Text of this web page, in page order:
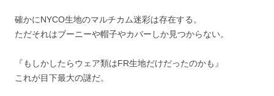
確かにNYCO生地のマルチカム迷彩は存在する。
ただそれはブーニーや帽子やカバーしか見つからない。
『もしかしたらウェア類はFR生地だけだったのかも』
これが目下最大の謎だ。